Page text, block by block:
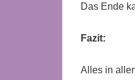
Das Ende
Fazit:
Alles in